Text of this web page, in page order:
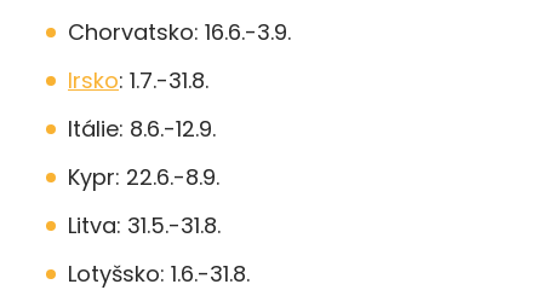
Chorvatsko: 16.6.-3.9.
Irsko: 1.7.-31.8.
Itálie: 8.6.-12.9.
Kypr: 22.6.-8.9.
Litva: 31.5.-31.8.
Lotyšsko: 1.6.-31.8.